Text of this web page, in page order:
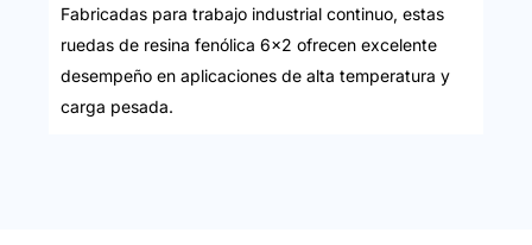
Fabricadas para trabajo industrial continuo, estas
ruedas de resina fenólica 6×2 ofrecen excelente
desempeño en aplicaciones de alta temperatura y
carga pesada.